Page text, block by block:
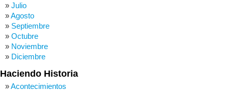
Julio
Agosto
Septiembre
Octubre
Noviembre
Diciembre
Haciendo Historia
Acontecimientos